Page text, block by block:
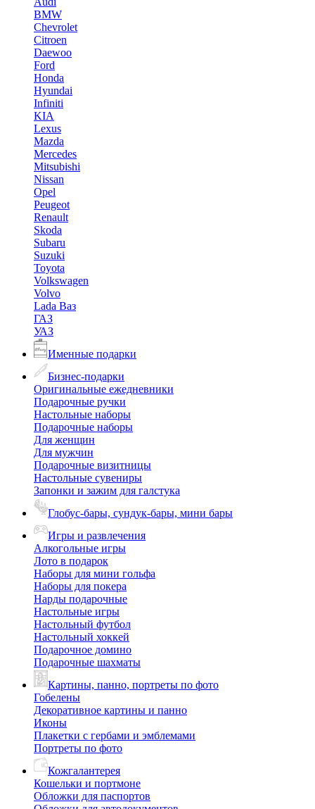
BMW
Chevrolet
Citroen
Daewoo
Ford
Honda
Hyundai
Infiniti
KIA
Lexus
Mazda
Mercedes
Mitsubishi
Nissan
Opel
Peugeot
Renault
Skoda
Subaru
Suzuki
Toyota
Volkswagen
Volvo
Lada Ваз
ГАЗ
УАЗ
Именные подарки
Бизнес-подарки
Оригинальные ежедневники
Подарочные ручки
Настольные наборы
Подарочные наборы
Для женщин
Для мужчин
Подарочные визитницы
Настольные сувениры
Запонки и зажим для галстука
Глобус-бары, сундук-бары, мини бары
Игры и развлечения
Алкогольные игры
Лото в подарок
Наборы для мини гольфа
Наборы для покера
Нарды подарочные
Настольные игры
Настольный футбол
Настольный хоккей
Подарочное домино
Подарочные шахматы
Картины, панно, портреты по фото
Гобелены
Декоративное картины и панно
Иконы
Плакетки с гербами и эмблемами
Портреты по фото
Кожгалантерея
Кошельки и портмоне
Обложки для паспортов